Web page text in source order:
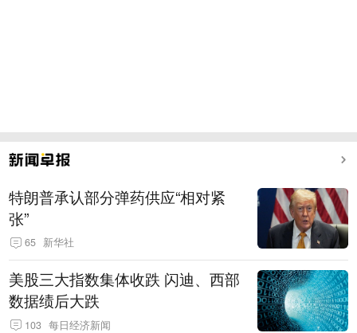
特朗普承认部分弹药供应“相对紧
张”
65 新华社
美股三大指数集体收跌 闪迪、西部
数据绩后大跌
103 每日经济新闻